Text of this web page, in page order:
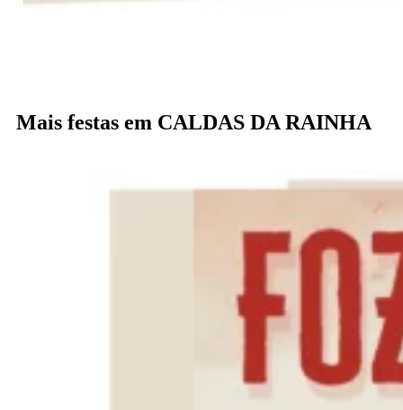
Mais festas em CALDAS DA RAINHA